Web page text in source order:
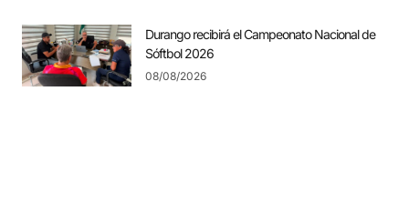
Durango recibirá el Campeonato Nacional de
Sóftbol 2026
08/08/2026